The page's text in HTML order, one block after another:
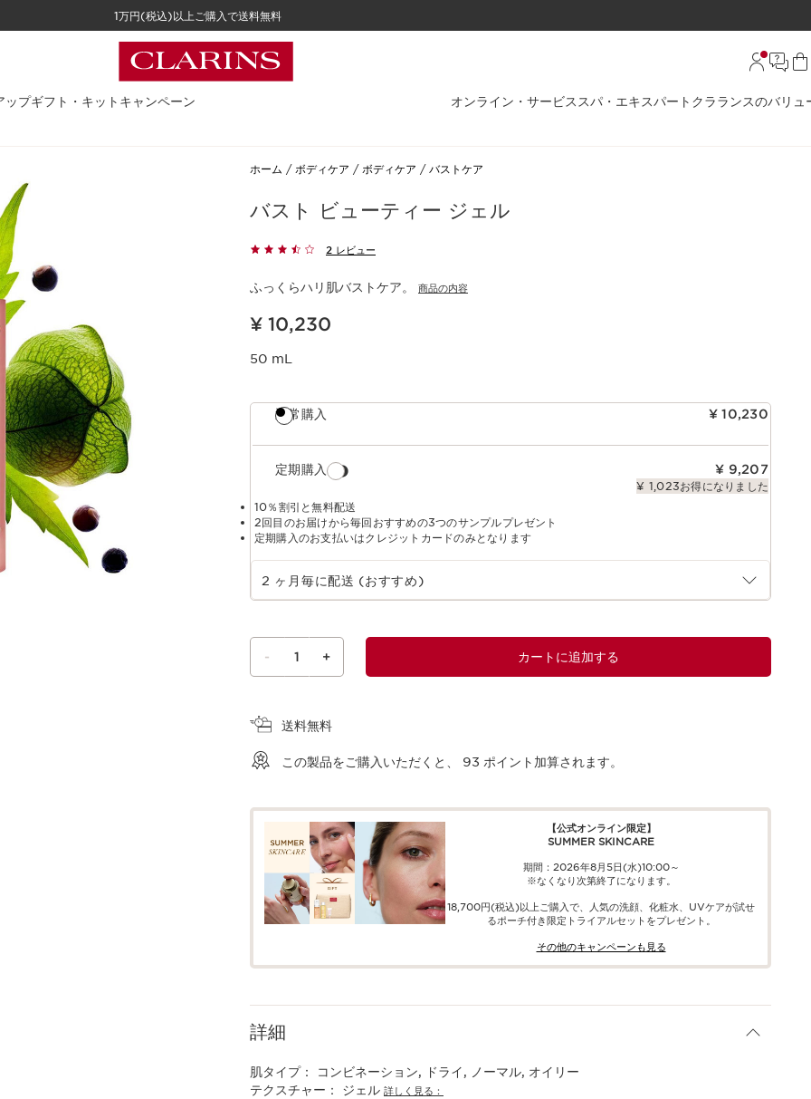
1万円(税込)以上ご購入で送料無料
ップギフト・キット キャンペーン オンライン・サービス スパ・エキスパート クラランスのバリュ
ホーム ボディケア ボディケア バストケア
バスト ビューティー ジェル
2 レビュー
ふっくらハリ肌バストケア。 商品の内容
現在表示中の製品の価格 ¥ 10,230
¥ 10,230
50 mL
通常購入 ¥ 10,230
定期購入 ¥ 9,207
¥ 1,023お得になりました
10％割引と無料配送
2回目のお届けから毎回おすすめの3つのサンプルプレゼント
定期購入のお支払いはクレジットカードのみとなります
定期購入の期間を選択
2 ヶ月毎に配送 (おすすめ)
- 1 + カートに追加する
送料無料
この製品をご購入いただくと、 93 ポイント加算されます。
【公式オンライン限定】​​
SUMMER SKINCARE
期間：2026年8月5日(水)10:00～
※なくなり次第終了になります。
18,700円(税込)以上ご購入で、​人気の洗顔、化粧水、UVケアが試せ
る​ポーチ付き限定トライアルセットをプレゼント。​
その他のキャンペーンも見る​
詳細
肌タイプ：
コンビネーション, ドライ, ノーマル, オイリー
テクスチャー： ジェル 詳しく見る：